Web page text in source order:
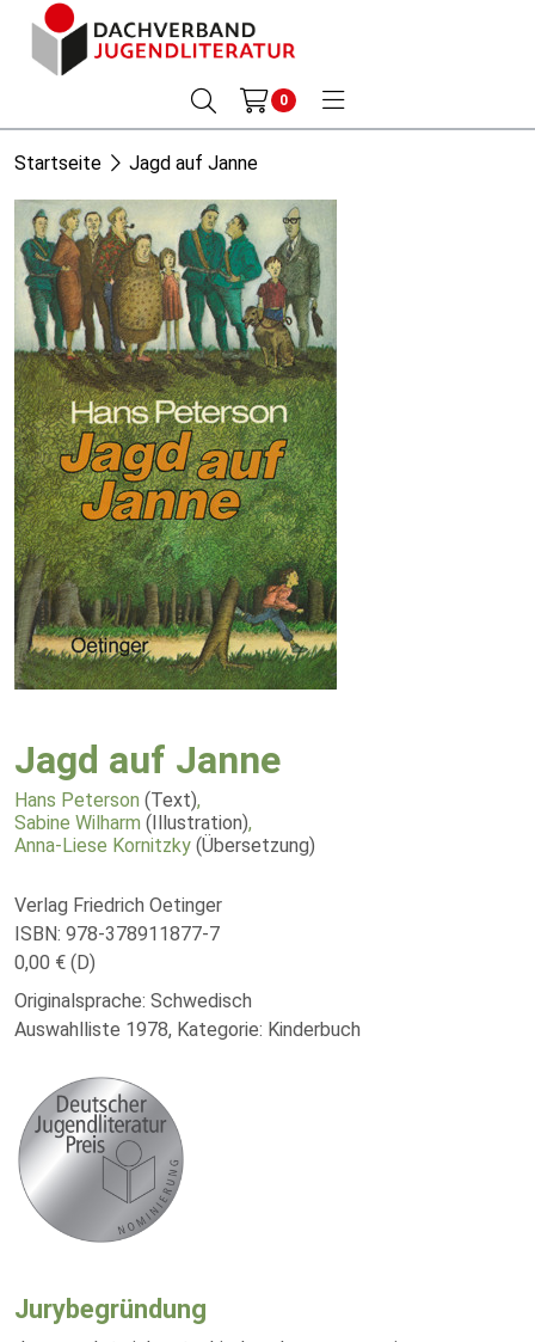
0
Startseite Jagd auf Janne
Jagd auf Janne
Hans Peterson (Text),
Sabine Wilharm (Illustration),
Anna-Liese Kornitzky (Übersetzung)
Verlag Friedrich Oetinger
ISBN: 978-378911877-7
0,00 € (D)
Originalsprache: Schwedisch
Auswahlliste 1978, Kategorie: Kinderbuch
Jurybegründung